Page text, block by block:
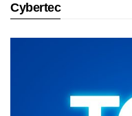
Cybertec